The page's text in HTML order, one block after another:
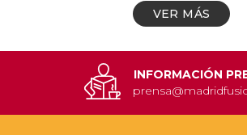
VER MÁS
INFORMACIÓN